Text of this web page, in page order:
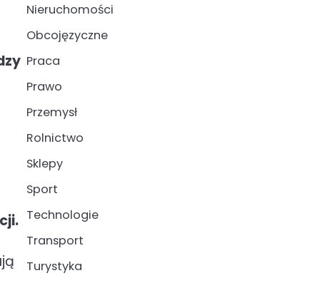
Nieruchomości
Obcojęzyczne
Praca
Prawo
Przemysł
Rolnictwo
Sklepy
Sport
Technologie
Transport
Turystyka